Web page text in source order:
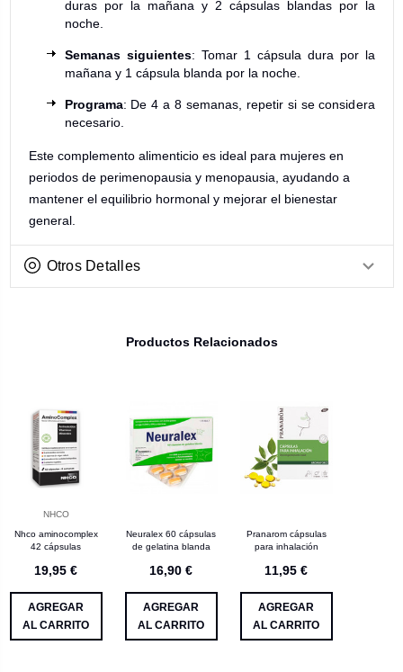
duras por la mañana y 2 cápsulas blandas por la
noche.
Semanas siguientes: Tomar 1 cápsula dura por la
mañana y 1 cápsula blanda por la noche.
Programa: De 4 a 8 semanas, repetir si se considera
necesario.
Este complemento alimenticio es ideal para mujeres en
periodos de perimenopausia y menopausia, ayudando a
mantener el equilibrio hormonal y mejorar el bienestar
general.
Otros Detalles
Productos Relacionados
NHCO
Nhco aminocomplex
42 cápsulas
19,95 €
AGREGAR
AL CARRITO
Neuralex 60 cápsulas
de gelatina blanda
16,90 €
AGREGAR
AL CARRITO
Pranarom cápsulas
para inhalación
11,95 €
AGREGAR
AL CARRITO